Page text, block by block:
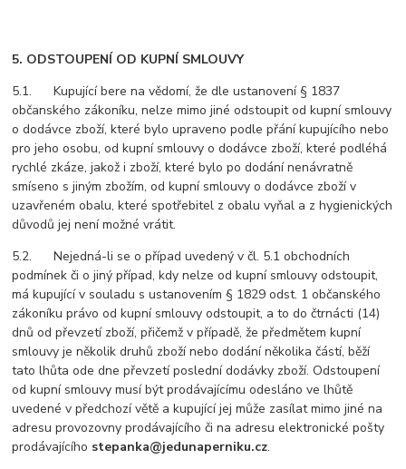
5. ODSTOUPENÍ OD KUPNÍ SMLOUVY
5.1. Kupující bere na vědomí, že dle ustanovení § 1837
občanského zákoníku, nelze mimo jiné odstoupit od kupní smlouvy
o dodávce zboží, které bylo upraveno podle přání kupujícího nebo
pro jeho osobu, od kupní smlouvy o dodávce zboží, které podléhá
rychlé zkáze, jakož i zboží, které bylo po dodání nenávratně
smíseno s jiným zbožím, od kupní smlouvy o dodávce zboží v
uzavřeném obalu, které spotřebitel z obalu vyňal a z hygienických
důvodů jej není možné vrátit.
5.2. Nejedná-li se o případ uvedený v čl. 5.1 obchodních
podmínek či o jiný případ, kdy nelze od kupní smlouvy odstoupit,
má kupující v souladu s ustanovením § 1829 odst. 1 občanského
zákoníku právo od kupní smlouvy odstoupit, a to do čtrnácti (14)
dnů od převzetí zboží, přičemž v případě, že předmětem kupní
smlouvy je několik druhů zboží nebo dodání několika částí, běží
tato lhůta ode dne převzetí poslední dodávky zboží. Odstoupení
od kupní smlouvy musí být prodávajícímu odesláno ve lhůtě
uvedené v předchozí větě a kupující jej může zasílat mimo jiné na
adresu provozovny prodávajícího či na adresu elektronické pošty
prodávajícího stepanka@jedunaperniku.cz.